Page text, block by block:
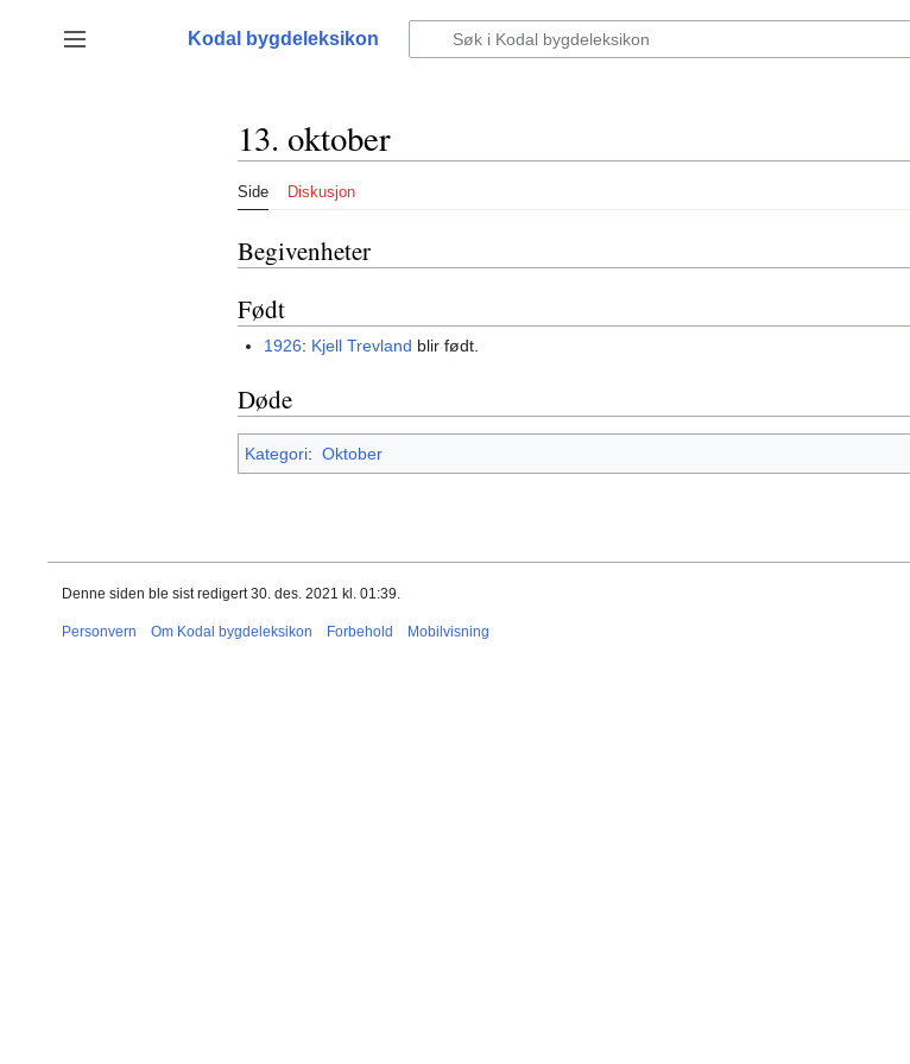
innhold
Vis/skjul sidefelt
Kodal bygdeleksikon
13. oktober
Side Diskusjon
Begivenheter
Født
1926: Kjell Trevland blir født.
Døde
Kategori: Oktober
Denne siden ble sist redigert 30. des. 2021 kl. 01:39.
Personvern Om Kodal bygdeleksikon Forbehold Mobilvisning